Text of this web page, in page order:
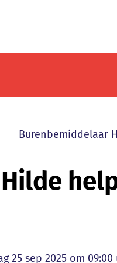
Burenbemiddelaar
op
25 sep 2025 om 09:00